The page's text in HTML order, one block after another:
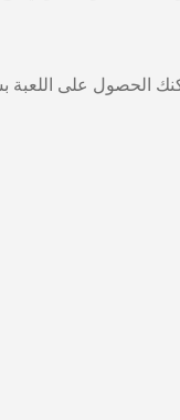
الحصول على